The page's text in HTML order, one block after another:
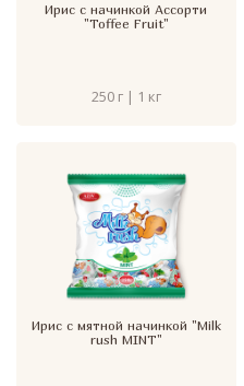
Ирис с начинкой Ассорти
"Toffee Fruit"
250 г | 1 кг
Ирис с мятной начинкой "Milk
rush MINT"